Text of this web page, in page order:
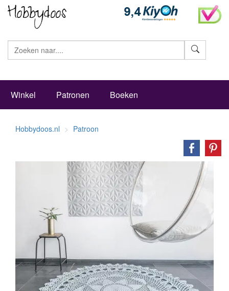
Winkel Patronen Boeken
Hobbydoos.nl Patroon